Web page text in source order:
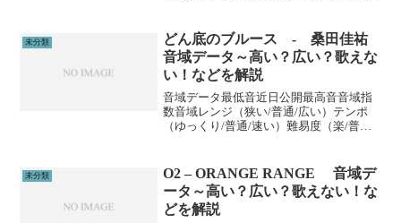
ルに通うこと...
未分類
どん底のブルース - 桑田佳祐
音域データ～高い？広い？歌えな
い！などを解説
音域データ最低音近日公開最高音音域指
数音域レンジ（狭い/普通/広い）テンポ
（ゆっくり/普通/速い）難易度（楽/普通/
window.adsbygoogl...
未分類
O2 – ORANGE RANGE 音域デ
ータ～高い？広い？歌えない！な
どを解説